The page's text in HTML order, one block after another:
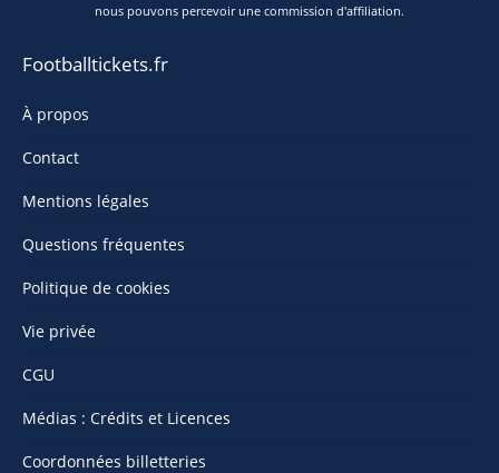
nous pouvons percevoir une commission d'affiliation.
Footballtickets.fr
À propos
Contact
Mentions légales
Questions fréquentes
Politique de cookies
Vie privée
CGU
Médias : Crédits et Licences
Coordonnées billetteries